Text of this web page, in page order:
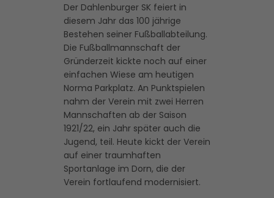
Der Dahlenburger SK feiert in
diesem Jahr das 100 jährige
Bestehen seiner Fußballabteilung.
Die Fußballmannschaft der
Gründerzeit kickte noch auf einer
einfachen Wiese am heutigen
Norma Parkplatz. An Punktspielen
nahm der Verein mit zwei Herren
Mannschaften ab der Saison
1921/22, ein Jahr später auch die
Jugend, teil. Heute kickt der Verein
auf einer traumhaften
Sportanlage im Dorn, die der
Verein fortlaufend modernisiert.